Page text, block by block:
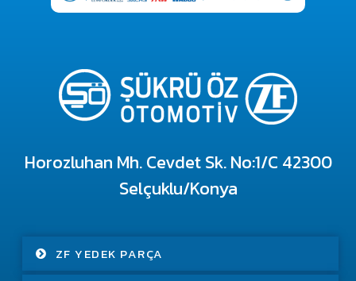
Horozluhan Mh. Cevdet Sk. No:1/C 42300
Selçuklu/Konya
ZF YEDEK PARÇA